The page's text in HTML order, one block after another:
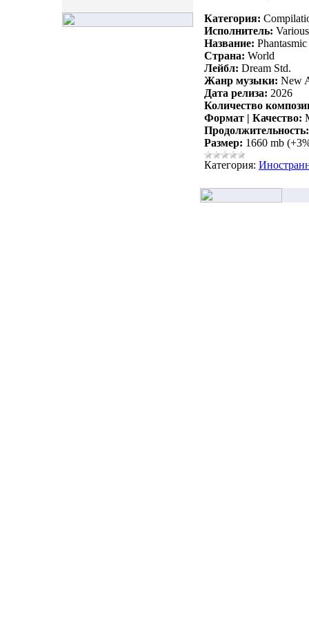
Категория:
Исполнитель:
Название:
Страна: World
Лейбл: Dream Std.
Жанр музыки: New
Дата релиза: 2026
Количество
Формат | Качество:
Продолжительность:
Размер: 1660 mb
Категория: